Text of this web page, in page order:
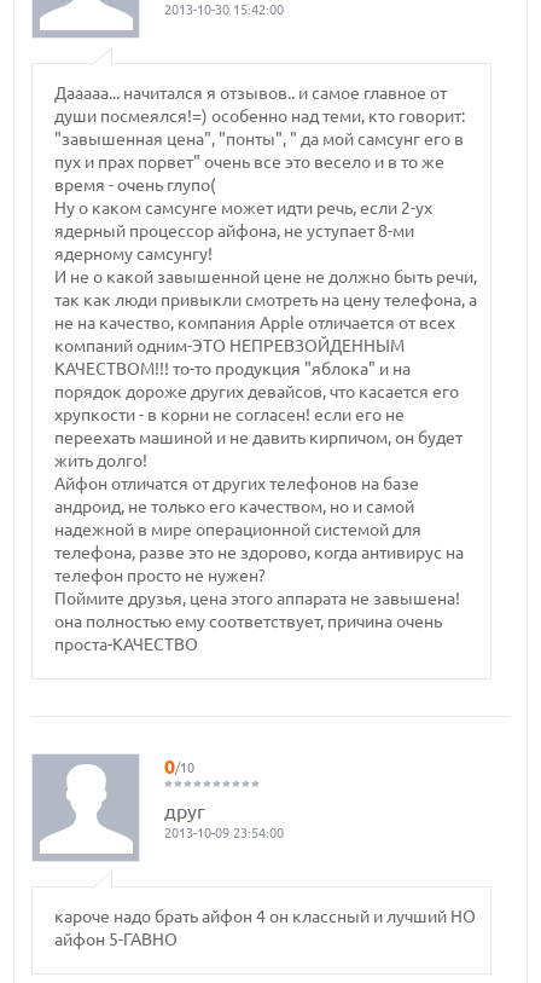
2013-10-30 15:42:00
Дааааа... начитался я отзывов.. и самое главное от
души посмеялся!=) особенно над теми, кто говорит:
"завышенная цена", "понты", " да мой самсунг его в
пух и прах порвет" очень все это весело и в то же
время - очень глупо(
Ну о каком самсунге может идти речь, если 2-ух
ядерный процессор айфона, не уступает 8-ми
ядерному самсунгу!
И не о какой завышенной цене не должно быть речи,
так как люди привыкли смотреть на цену телефона, а
не на качество, компания Apple отличается от всех
компаний одним-ЭТО НЕПРЕВЗОЙДЕННЫМ
КАЧЕСТВОМ!!! то-то продукция "яблока" и на
порядок дороже других девайсов, что касается его
хрупкости - в корни не согласен! если его не
переехать машиной и не давить кирпичом, он будет
жить долго!
Айфон отличатся от других телефонов на базе
андроид, не только его качеством, но и самой
надежной в мире операционной системой для
телефона, разве это не здорово, когда антивирус на
телефон просто не нужен?
Поймите друзья, цена этого аппарата не завышена!
она полностью ему соответствует, причина очень
проста-КАЧЕСТВО
0/10
друг
2013-10-09 23:54:00
кароче надо брать aйфон 4 он классный и лучший НО
айфон 5-ГАВНО